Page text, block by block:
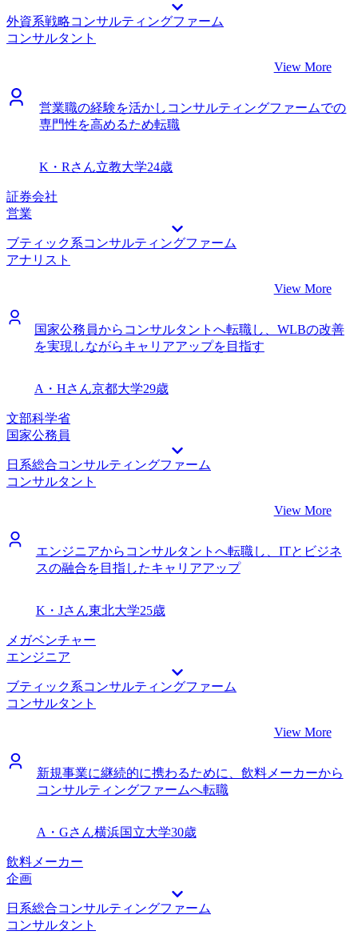
く、ビジネスパーソンとしても大変優秀な方だと感じ、信頼
できるエージェントさんでした。実際に希望していたファー
ム全てから内定を得ることができたのは、MyVisionさんのサ
トのおかげで、Big4全社から内定をいただくことができ、非
常に満足のいく転職活動ができました。人生でここまで贅沢
な悩みはそうそうないと感じました。 当初は各社の違いな
ど大差ないと考え、年収で決めようと思っていましたが、い
り異なり、単純に年収だけでは決められないと思いました。
より早い段階から各社の違いに目を向けるべきでした。 転
職前は年収450万円、転職後は年収700万円になりました。
年収も大幅に上がり、カルチャーも満足できる会社に入社で
きたので嬉しい限りです。ファームの仕事にも非常に興味が
持てるので、できるだけ早くプロモーションすることを目指
し努力したいと思います。
外資系戦略コンサルティングファーム
コンサルタント
View More
営業職の経験を活かしコンサルティングファームでの
専門性を高めるため転職
K・Rさん立教大学24歳
証券会社
営業
ブティック系コンサルティングファーム
アナリスト
View More
国家公務員からコンサルタントへ転職し、WLBの改善
を実現しながらキャリアアップを目指す
A・Hさん京都大学29歳
文部科学省
国家公務員
日系総合コンサルティングファーム
コンサルタント
View More
エンジニアからコンサルタントへ転職し、ITとビジネ
スの融合を目指したキャリアアップ
K・Jさん東北大学25歳
メガベンチャー
エンジニア
ブティック系コンサルティングファーム
コンサルタント
View More
新規事業に継続的に携わるために、飲料メーカーから
コンサルティングファームへ転職
A・Gさん横浜国立大学30歳
飲料メーカー
企画
日系総合コンサルティングファーム
コンサルタント